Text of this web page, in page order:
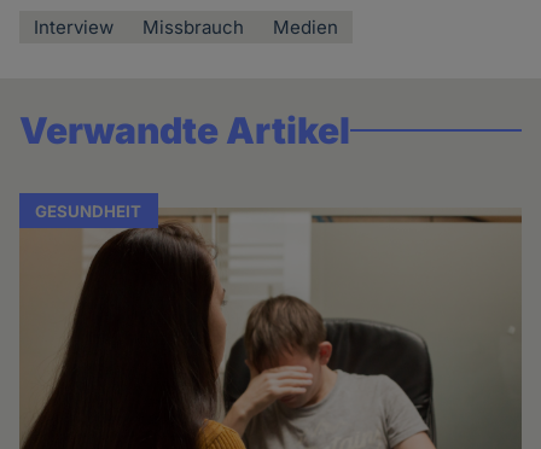
Interview Missbrauch Medien
Verwandte Artikel
GESUNDHEIT